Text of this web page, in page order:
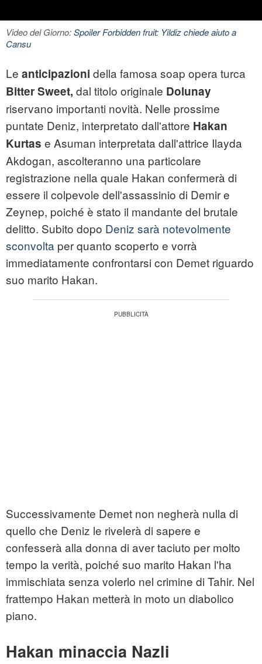
Video del Giorno:Spoiler Forbidden fruit: Yildiz chiede aiuto a
Cansu
Le anticipazioni della famosa soap opera turca
Bitter Sweet, dal titolo originale Dolunay
riservano importanti novità. Nelle prossime
puntate Deniz, interpretato dall'attore Hakan
Kurtas e Asuman interpretata dall'attrice Ilayda
Akdogan, ascolteranno una particolare
registrazione nella quale Hakan confermerà di
essere il colpevole dell'assassinio di Demir e
Zeynep, poiché è stato il mandante del brutale
delitto. Subito dopo Deniz sarà notevolmente
sconvolta per quanto scoperto e vorrà
immediatamente confrontarsi con Demet riguardo
suo marito Hakan.
Successivamente Demet non negherà nulla di
quello che Deniz le rivelerà di sapere e
confesserà alla donna di aver taciuto per molto
tempo la verità, poiché suo marito Hakan l'ha
immischiata senza volerlo nel crimine di Tahir. Nel
frattempo Hakan metterà in moto un diabolico
piano.
Hakan minaccia Nazli